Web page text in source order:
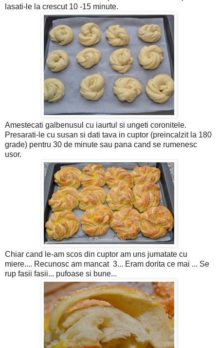
lasati-le la crescut 10 -15 minute.
Amestecati galbenusul cu iaurtul si ungeti coronitele.
Presarati-le cu susan si dati tava in cuptor (preincalzit la 180
grade) pentru 30 de minute sau pana cand se rumenesc
usor.
Chiar cand le-am scos din cuptor am uns jumatate cu
miere.... Recunosc am mancat 3... Eram dorita ce mai ... Se
rup fasii fasii... pufoase si bune...